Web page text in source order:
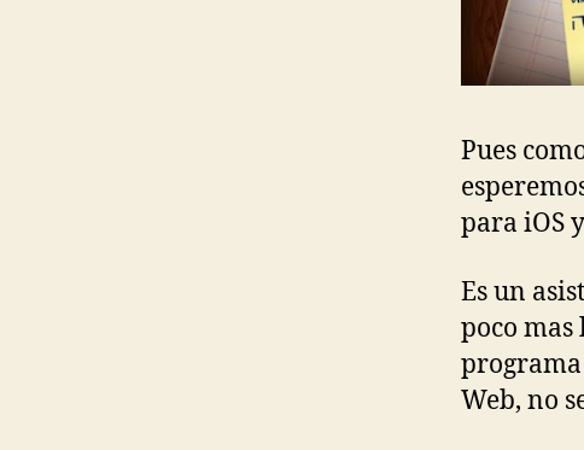
Pues
para iOS
Es un
poco
programa
Web, no